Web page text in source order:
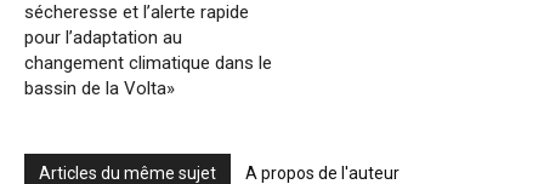
sécheresse et l’alerte rapide
pour l’adaptation au
changement climatique dans le
bassin de la Volta»
Articles du même sujet A propos de l'auteur